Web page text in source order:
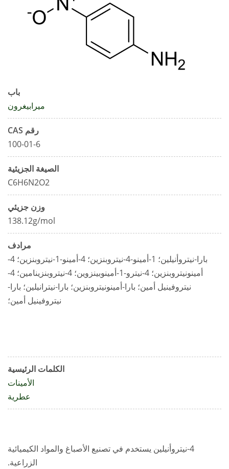
باب
ميرابيغرون
رقم CAS
100-01-6
الصيغة الجزيئية
C6H6N2O2
وزن جزيئي
138.12g/mol
مرادف
بارا-نيتروأنيلين؛ 1-أمينو-4-نيتروبنزين؛ 4-أمينو-1-نيتروبنزين؛ 4-
أمينونيتروبنزين؛ 4-نيترو-1-أمينوبينزوين؛ 4-نيتروبنزينامين؛ 4-
نيتروفينيل أمين؛ بارا-أمينونيتروبنزين؛ بارا-نيترانيلين؛ بارا-
نيتروفينيل أمين؛
الكلمات الرئيسية
الأمينات
عطرية
4-نيتروأنيلين يستخدم في تصنيع الأصباغ والمواد الكيميائية
الزراعية.